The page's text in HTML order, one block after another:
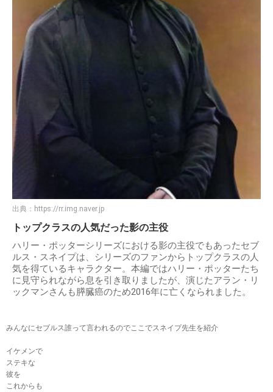
出典： https://rr.img.naver.jp
トップクラスの人気だった影の主役
ハリー・ポッターシリーズにおける影の主役でもあったセブ
ルス・スネイプは、シリーズのファンからトップクラスの人
気を得ているキャラクター。本編ではハリー・ポッターたち
に見守られながら息を引き取りましたが、演じたアラン・リ
ックマンさんも膵臓癌のため2016年に亡くなられました。
みんなにセブルス誰って言われるのでここでスネイプ先生を紹介
イケメンで
ステキな
彼を
これからも